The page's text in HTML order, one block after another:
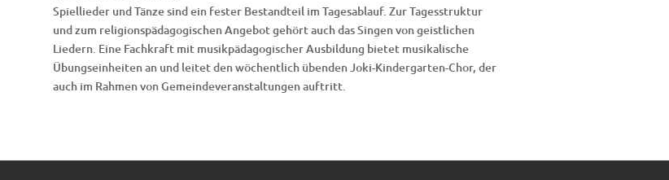
Spiellieder und Tänze sind ein fester Bestandteil im Tagesablauf. Zur Tagesstruktur
und zum religionspädagogischen Angebot gehört auch das Singen von geistlichen
Liedern. Eine Fachkraft mit musikpädagogischer Ausbildung bietet musikalische
Übungseinheiten an und leitet den wöchentlich übenden Joki-Kindergarten-Chor, der
auch im Rahmen von Gemeindeveranstaltungen auftritt.